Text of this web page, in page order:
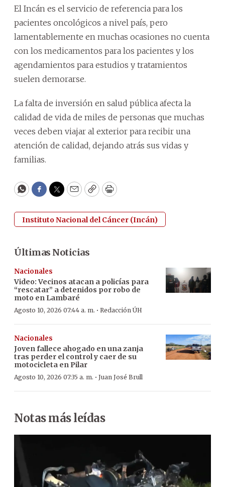
El Incán es el servicio de referencia para los
pacientes oncológicos a nivel país, pero
lamentablemente en muchas ocasiones no cuenta
con los medicamentos para los pacientes y los
agendamientos para estudios y tratamientos
suelen demorarse.
La falta de inversión en salud pública afecta la
calidad de vida de miles de personas que muchas
veces deben viajar al exterior para recibir una
atención de calidad, dejando atrás sus vidas y
familias.
WhatsApp
Facebook
Twitter
EmailCopyPrint
Instituto Nacional del Cáncer (Incán)
Últimas Noticias
Nacionales
Video: Vecinos atacan a policías para
“rescatar” a detenidos por robo de
moto en Lambaré
Agosto 10, 2026 07:44 a. m. · Redacción ÚH
Nacionales
Joven fallece ahogado en una zanja
tras perder el control y caer de su
motocicleta en Pilar
Agosto 10, 2026 07:35 a. m. · Juan José Brull
Notas más leídas